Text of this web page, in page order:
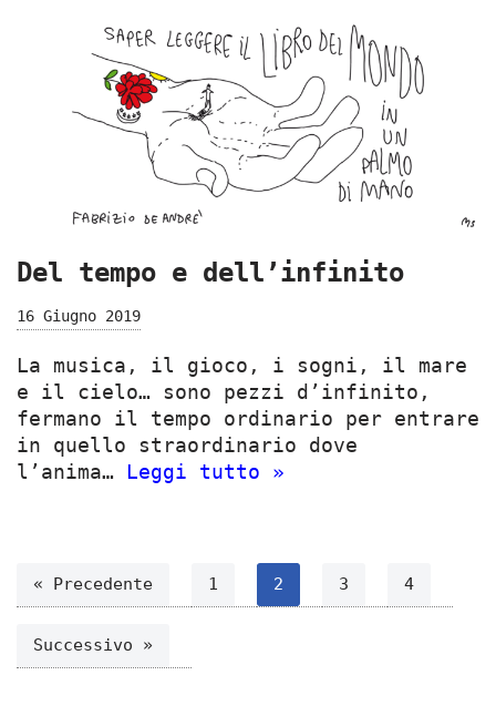
Del tempo e dell’infinito
16 Giugno 2019
La musica, il gioco, i sogni, il mare
e il cielo… sono pezzi d’infinito,
fermano il tempo ordinario per entrare
in quello straordinario dove
l’anima… Leggi tutto »
« Precedente 1 2 3 4
Successivo »